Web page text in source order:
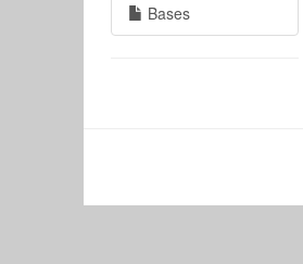
Bases